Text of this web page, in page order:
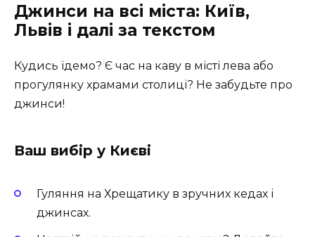
Джинси на всі міста: Київ,
Львів і далі за текстом
Кудись їдемо? Є час на каву в місті лева або
прогулянку храмами столиці? Не забудьте про
джинси!
Ваш вибір у Києві
Гуляння на Хрещатику в зручних кедах і
джинсах.